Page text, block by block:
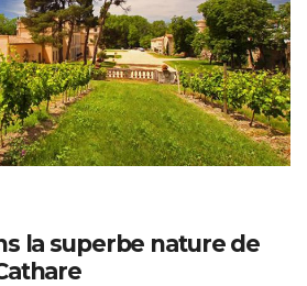
la superbe nature de